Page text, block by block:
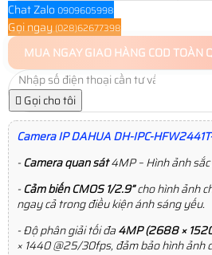
Chat Zalo 0909605998
Gọi ngay(028)62677398
MUA NGAYGIAO HÀNG COD TOÀN
Gọi cho tôi
Camera IP DAHUA DH-IPC-
-Camera quan sát4MP – Hình ảnh
-Cảm biến CMOS 1/2.9”cho hình ảnh
ngay cả trong điều kiện ánh sáng yếu.
- Độ phân giải tối đa4MP (2688 ×
× 1440 @25/30fps, đảm bảo hình ảnh